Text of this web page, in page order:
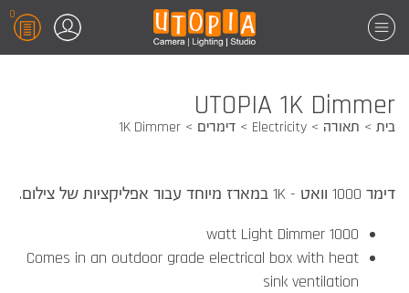
0
UTOPIA 1K Dimmer
בית תאורה Electricity דימרים 1K Dimmer
דימר 1000 וואט - 1K במארז מיוחד עבור אפליקציות של צילום.
1000 watt Light Dimmer
Comes in an outdoor grade electrical box with heat
sink ventilation